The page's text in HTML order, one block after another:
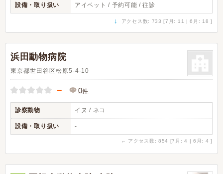
設備・取り扱い アイペット / 予約可能 / 往診
↓ アクセス数: 733 [7月: 11 | 6月: 18 ]
浜田動物病院
東京都世田谷区松原5-4-10
－ 0件
診察動物 イヌ / ネコ
設備・取り扱い -
← アクセス数: 854 [7月: 4 | 6月: 4 ]